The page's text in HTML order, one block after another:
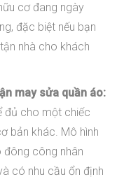
cơ đang ngày
đặc biệt nếu bạn
nhà cho khách
may sửa quần áo:
đủ cho một chiếc
bản khác. Mô hình
đông công nhân
có nhu cầu ổn định